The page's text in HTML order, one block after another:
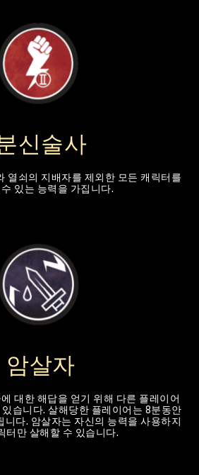
신술사
열쇠의 지배자를 제외한 모든 캐릭터를
있는 능력을 가집니다.
암살자
대한 해답을 얻기 위해 다른 플레이어
습니다. 살해당한 플레이어는 8분동안
니다. 암살자는 자신의 능력을 사용하지
터만 살해할 수 있습니다.